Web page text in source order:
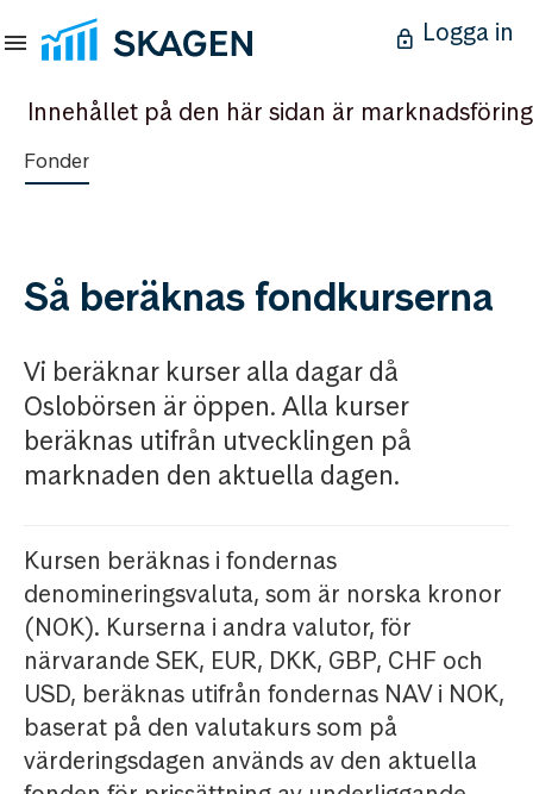
Logga in
Innehållet på den här sidan är marknadsföring
Fonder
Så beräknas fondkurserna
Vi beräknar kurser alla dagar då
Oslobörsen är öppen. Alla kurser
beräknas utifrån utvecklingen på
marknaden den aktuella dagen.
Kursen beräknas i fondernas
denomineringsvaluta, som är norska kronor
(NOK). Kurserna i andra valutor, för
närvarande SEK, EUR, DKK, GBP, CHF och
USD, beräknas utifrån fondernas NAV i NOK,
baserat på den valutakurs som på
värderingsdagen används av den aktuella